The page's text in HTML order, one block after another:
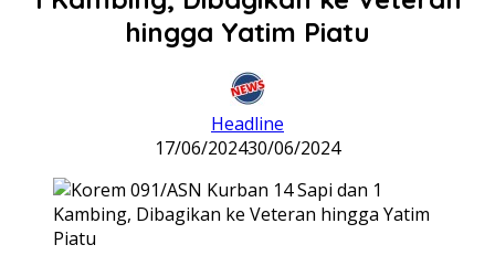
hingga Yatim Piatu
Headline
17/06/202430/06/2024